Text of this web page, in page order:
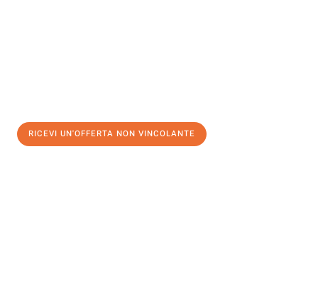
RICEVI UN'OFFERTA NON VINCOLANTE